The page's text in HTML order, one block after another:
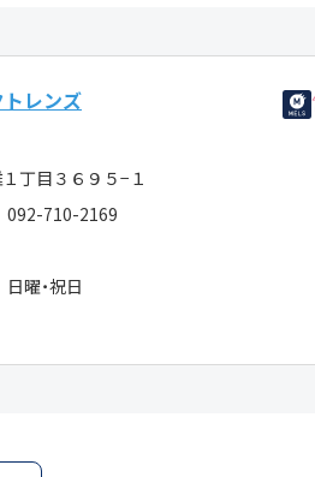
レンズ
丁目３６９５−１
092-710-2169
日曜・祝日